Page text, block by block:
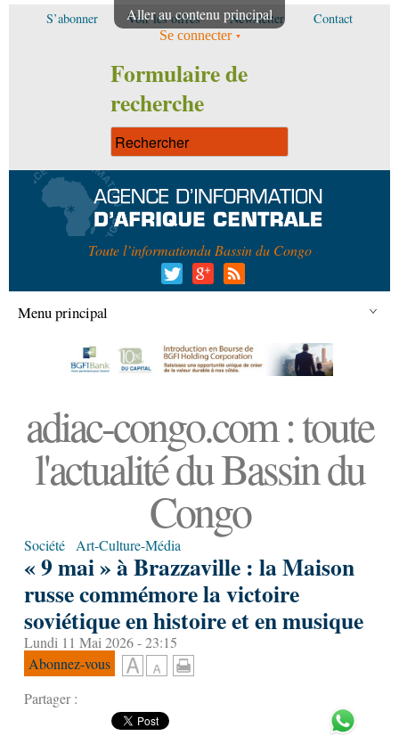
Aller au contenu principal
S’abonner Voir les offres Newsletter Contact
Se connecter
Formulaire de
recherche
Toute l’informationdu Bassin du Congo
Menu principal
adiac-congo.com : toute
l'actualité du Bassin du
Congo
Société Art-Culture-Média
« 9 mai » à Brazzaville : la Maison
russe commémore la victoire
soviétique en histoire et en musique
Lundi 11 Mai 2026 - 23:15
Abonnez-vous
Partager :